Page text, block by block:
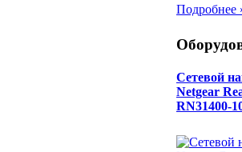
Подробнее
Сетевой
Netgear
RN31400-